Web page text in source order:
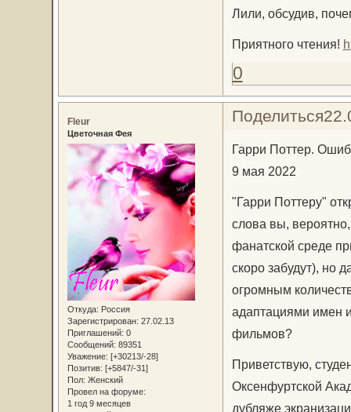
Лили, обсудив,
Приятного чтения!
0
Поделиться
Fleur
Цветочная Фея
Откуда: Россия
Зарегистрирован: 27.02.13
Приглашений: 0
Сообщений: 89351
Уважение: [+30213/-28]
Позитив: [+5847/-31]
Пол: Женский
Провел на форуме:
1 год 9 месяцев
Гарри Поттер.
9 мая 2022
"Гарри Поттеру"
слова вы,
фанатской среде
скоро забудут), но
огромным
адаптациями имен
фильмов?
Приветствую,
Оксенфуртской
дубляже